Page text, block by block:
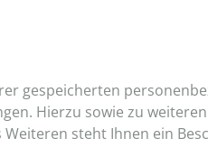
gespeicherten
Hierzu sowie zu
steht Ihnen ein